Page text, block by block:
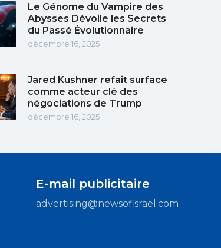
Le Génome du Vampire des
Abysses Dévoile les Secrets
du Passé Évolutionnaire
décembre 16, 2025
Jared Kushner refait surface
comme acteur clé des
négociations de Trump
décembre 16, 2025
E-mail publicitaire
advertising@newsofisrael.com